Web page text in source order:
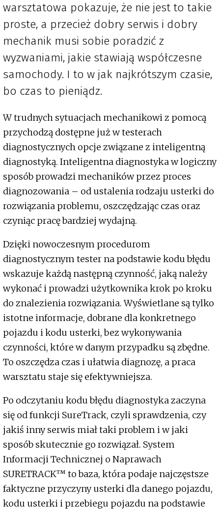
warsztatowa pokazuje, że nie jest to takie
proste, a przecież dobry serwis i dobry
mechanik musi sobie poradzić z
wyzwaniami, jakie stawiają współczesne
samochody. I to w jak najkrótszym czasie,
bo czas to pieniądz.
W trudnych sytuacjach mechanikowi z pomocą
przychodzą dostępne już w testerach
diagnostycznych opcje związane z inteligentną
diagnostyką. Inteligentna diagnostyka w logiczny
sposób prowadzi mechaników przez proces
diagnozowania – od ustalenia rodzaju usterki do
rozwiązania problemu, oszczędzając czas oraz
czyniąc pracę bardziej wydajną.
Dzięki nowoczesnym procedurom
diagnostycznym tester na podstawie kodu błędu
wskazuje każdą następną czynność, jaką należy
wykonać i prowadzi użytkownika krok po kroku
do znalezienia rozwiązania. Wyświetlane są tylko
istotne informacje, dobrane dla konkretnego
pojazdu i kodu usterki, bez wykonywania
czynności, które w danym przypadku są zbędne.
To oszczędza czas i ułatwia diagnozę, a praca
warsztatu staje się efektywniejsza.
Po odczytaniu kodu błędu diagnostyka zaczyna
się od funkcji SureTrack, czyli sprawdzenia, czy
jakiś inny serwis miał taki problem i w jaki
sposób skutecznie go rozwiązał. System
Informacji Technicznej o Naprawach
SURETRACK™ to baza, która podaje najczęstsze
faktyczne przyczyny usterki dla danego pojazdu,
kodu usterki i przebiegu pojazdu na podstawie